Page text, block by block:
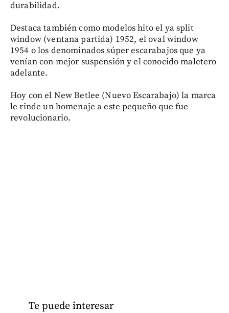
durabilidad.
Destaca también como modelos hito el ya split
window (ventana partida) 1952, el oval window
1954 o los denominados súper escarabajos que ya
venían con mejor suspensión y el conocido maletero
adelante.
Hoy con el New Betlee (Nuevo Escarabajo) la marca
le rinde un homenaje a este pequeño que fue
revolucionario.
Te puede interesar